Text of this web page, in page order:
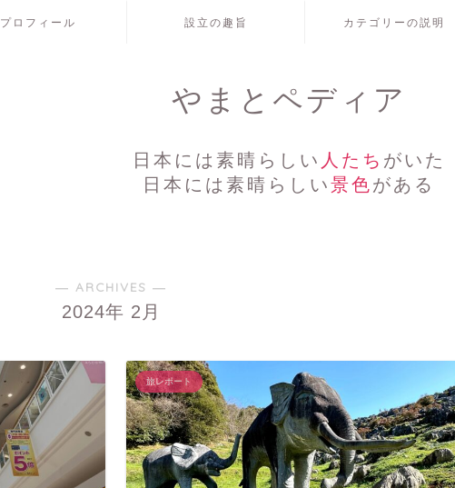
プロフィール 設立の趣旨 カテゴリーの説明
やまとペディア
日本には素晴らしい 人たち がいた
日本には素晴らしい景色がある
― ARCHIVES ―
2024年 2月
旅レポート